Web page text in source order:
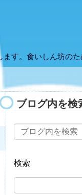
す。食いしん坊のた
ブログ内を検
検索